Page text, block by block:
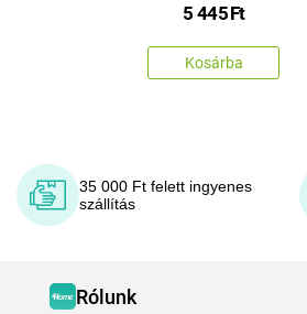
5 445Ft
Kosárba
35 000 Ft felett ingyenes
szállítás
Rólunk